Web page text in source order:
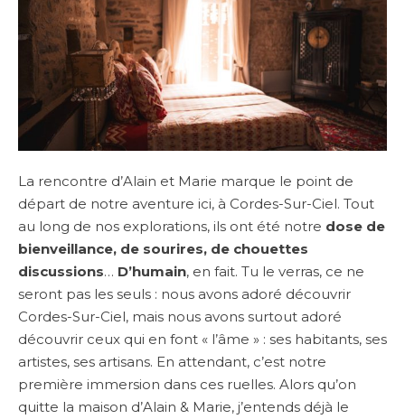
La rencontre d’Alain et Marie marque le point de
départ de notre aventure ici, à Cordes-Sur-Ciel. Tout
au long de nos explorations, ils ont été notre dose de
bienveillance, de sourires, de chouettes
discussions… D’humain, en fait. Tu le verras, ce ne
seront pas les seuls : nous avons adoré découvrir
Cordes-Sur-Ciel, mais nous avons surtout adoré
découvrir ceux qui en font « l’âme » : ses habitants, ses
artistes, ses artisans. En attendant, c’est notre
première immersion dans ces ruelles. Alors qu’on
quitte la maison d’Alain & Marie, j’entends déjà le